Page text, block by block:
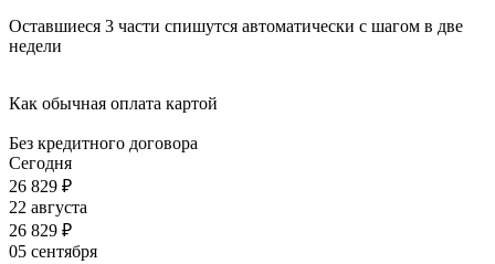
Оставшиеся 3 части спишутся автоматически с шагом в две
недели
Как обычная оплата картой
Без кредитного договора
Сегодня
26 829 ₽
22 августа
26 829 ₽
05 сентября